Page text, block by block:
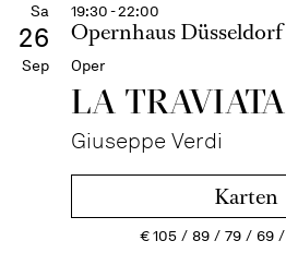
Sa
26
Sep
19:30 - 22:00
Opernhaus Düsseldorf
Oper
LA TRAVI­ATA
Giuseppe Verdi
Karten
€105 89 79 69